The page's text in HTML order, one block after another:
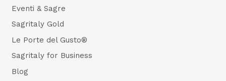
Eventi & Sagre
Sagritaly Gold
Le Porte del Gusto®
Sagritaly for Business
Blog